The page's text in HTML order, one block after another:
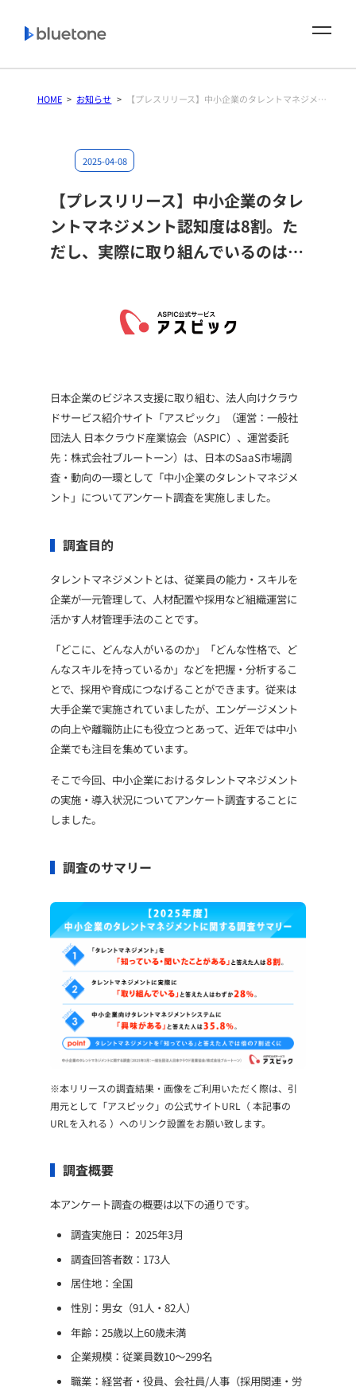
ス
HOME > お知らせ > 【プレスリリース】中小企業のタレントマネジメント認知度は8割。ただし、実際に取り組んでいるのは…
2025-04-08
【プレスリリース】中小企業のタレ
ントマネジメント認知度は8割。た
だし、実際に取り組んでいるのは…
日本企業のビジネス支援に取り組む、法人向けクラウ
ドサービス紹介サイト「アスピック」（運営：一般社
団法人 日本クラウド産業協会（ASPIC）、運営委託
先：株式会社ブルートーン）は、日本のSaaS市場調
査・動向の一環として「中小企業のタレントマネジメ
ント」についてアンケート調査を実施しました。
調査目的
タレントマネジメントとは、従業員の能力・スキルを
企業が一元管理して、人材配置や採用など組織運営に
活かす人材管理手法のことです。
「どこに、どんな人がいるのか」「どんな性格で、ど
んなスキルを持っているか」などを把握・分析するこ
とで、採用や育成につなげることができます。従来は
大手企業で実施されていましたが、エンゲージメント
の向上や離職防止にも役立つとあって、近年では中小
企業でも注目を集めています。
そこで今回、中小企業におけるタレントマネジメント
の実施・導入状況についてアンケート調査することに
しました。
調査のサマリー
※本リリースの調査結果・画像をご利用いただく際は、引
用元として「アスピック」の公式サイトURL（ 本記事の
URLを入れる ）へのリンク設置をお願い致します。
調査概要
本アンケート調査の概要は以下の通りです。
調査実施日： 2025年3月
調査回答者数：173人
居住地：全国
性別：男女（91人・82人）
年齢：25歳以上60歳未満
企業規模：従業員数10～299名
職業：経営者・役員、会社員/人事（採用関連・労